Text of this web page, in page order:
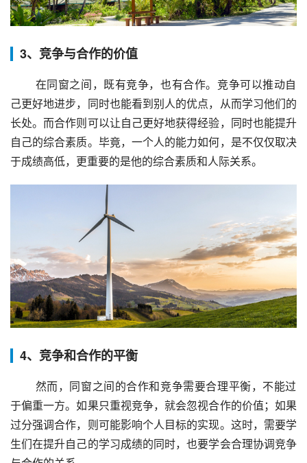
3、竞争与合作的价值
己更好地进步，同时也能看到别人的优点，从而学习他们的
长处。而合作则可以让自己更好地获得经验，同时也能提升
自己的综合素质。毕竟，一个人的能力如何，是不仅仅取决
于成绩高低，更重要的是他的综合素质和人际关系。
4、竞争和合作的平衡
于偏重一方。如果只重视竞争，就会忽视合作的价值；如果
过分强调合作，则可能影响个人目标的实现。这时，需要学
生们在提升自己的学习成绩的同时，也要学会合理协调竞争